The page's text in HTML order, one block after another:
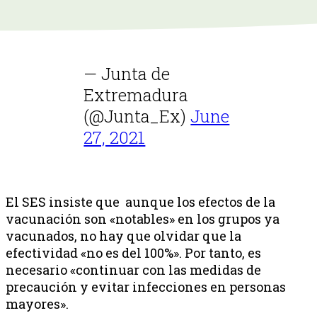
— Junta de
Extremadura
(@Junta_Ex)June
27, 2021
El SES insiste que aunque los efectos de la
vacunación son «notables» en los grupos ya
vacunados, no hay que olvidar que la
efectividad «no es del 100%». Por tanto, es
necesario «continuar con las medidas de
precaución y evitar infecciones en personas
mayores».